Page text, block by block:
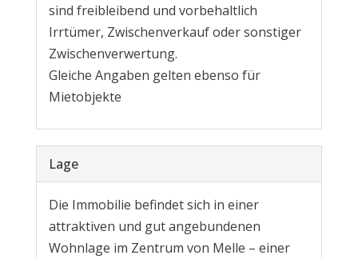
sind freibleibend und vorbehaltlich
Irrtümer, Zwischenverkauf oder sonstiger
Zwischenverwertung.
Gleiche Angaben gelten ebenso für
Mietobjekte
Lage
Die Immobilie befindet sich in einer
attraktiven und gut angebundenen
Wohnlage im Zentrum von Melle – einer